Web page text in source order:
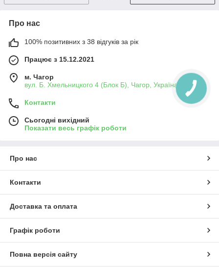
Про нас
100% позитивних з 38 відгуків за рік
Працює з 15.12.2021
м. Чагор
вул. Б. Хмельницкого 4 (Блок Б), Чагор, Україна
Контакти
Сьогодні вихідний
Показати весь графік роботи
Про нас
Контакти
Доставка та оплата
Графік роботи
Повна версія сайту